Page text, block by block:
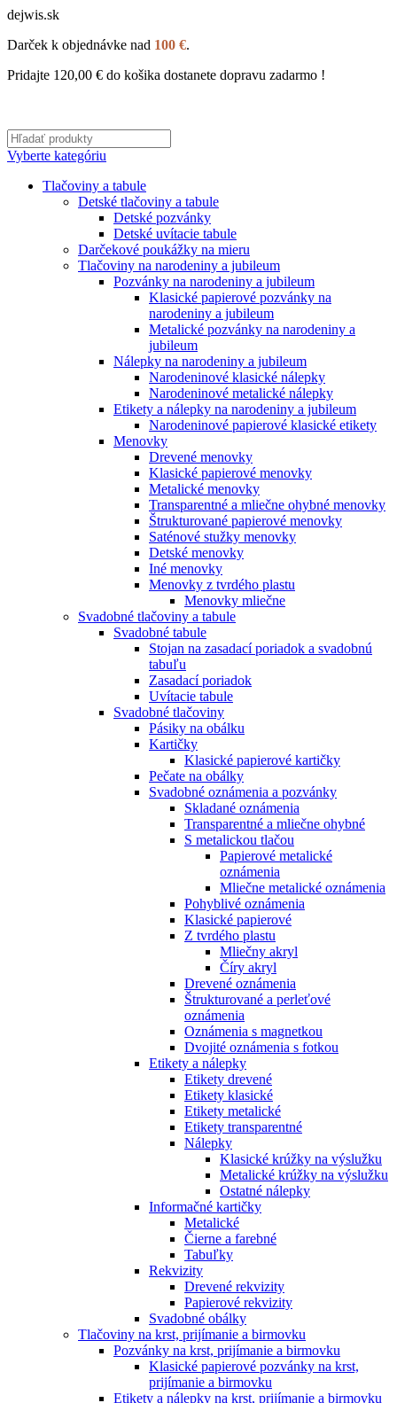
dejwis.sk
Darček k objednávke nad 100 €.
Pridajte 120,00 € do košika dostanete dopravu zadarmo !
Vyberte kategóriu
Tlačoviny a tabule
Detské tlačoviny a tabule
Detské pozvánky
Detské uvítacie tabule
Darčekové poukážky na mieru
Tlačoviny na narodeniny a jubileum
Pozvánky na narodeniny a jubileum
Klasické papierové pozvánky na
narodeniny a jubileum
Metalické pozvánky na narodeniny a
jubileum
Nálepky na narodeniny a jubileum
Narodeninové klasické nálepky
Narodeninové metalické nálepky
Etikety a nálepky na narodeniny a jubileum
Narodeninové papierové klasické etikety
Menovky
Drevené menovky
Klasické papierové menovky
Metalické menovky
Transparentné a mliečne ohybné menovky
Štrukturované papierové menovky
Saténové stužky menovky
Detské menovky
Iné menovky
Menovky z tvrdého plastu
Menovky mliečne
Svadobné tlačoviny a tabule
Svadobné tabule
Stojan na zasadací poriadok a svadobnú
tabuľu
Zasadací poriadok
Uvítacie tabule
Svadobné tlačoviny
Pásiky na obálku
Kartičky
Klasické papierové kartičky
Pečate na obálky
Svadobné oznámenia a pozvánky
Skladané oznámenia
Transparentné a mliečne ohybné
S metalickou tlačou
Papierové metalické
oznámenia
Mliečne metalické oznámenia
Pohyblivé oznámenia
Klasické papierové
Z tvrdého plastu
Mliečny akryl
Číry akryl
Drevené oznámenia
Štrukturované a perleťové
oznámenia
Oznámenia s magnetkou
Dvojité oznámenia s fotkou
Etikety a nálepky
Etikety drevené
Etikety klasické
Etikety metalické
Etikety transparentné
Nálepky
Klasické krúžky na výslužku
Metalické krúžky na výslužku
Ostatné nálepky
Informačné kartičky
Metalické
Čierne a farebné
Tabuľky
Rekvizity
Drevené rekvizity
Papierové rekvizity
Svadobné obálky
Tlačoviny na krst, prijímanie a birmovku
Pozvánky na krst, prijímanie a birmovku
Klasické papierové pozvánky na krst,
prijímanie a birmovku
Etikety a nálepky na krst, prijímanie a birmovku